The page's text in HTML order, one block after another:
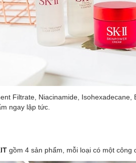
Filtrate, Niacinamide,
ngay lập tức.
gồm 4 sản phẩm, mỗi loại có một công